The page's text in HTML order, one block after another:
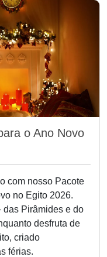
o Ano Novo
com nosso Pacote
no Egito 2026.
Pirâmides e do
desfruta de
criado
férias.